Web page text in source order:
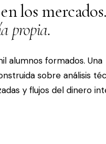
los mercados.
propia.
alumnos formados. Una
sobre análisis
y flujos del dinero